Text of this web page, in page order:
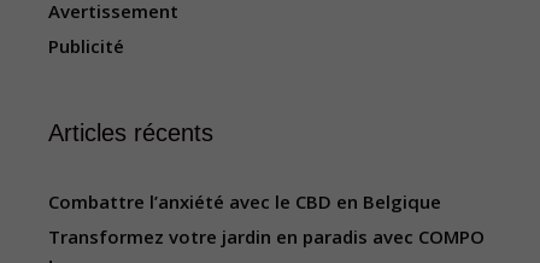
Avertissement
Publicité
Articles récents
Combattre l’anxiété avec le CBD en Belgique
Transformez votre jardin en paradis avec COMPO